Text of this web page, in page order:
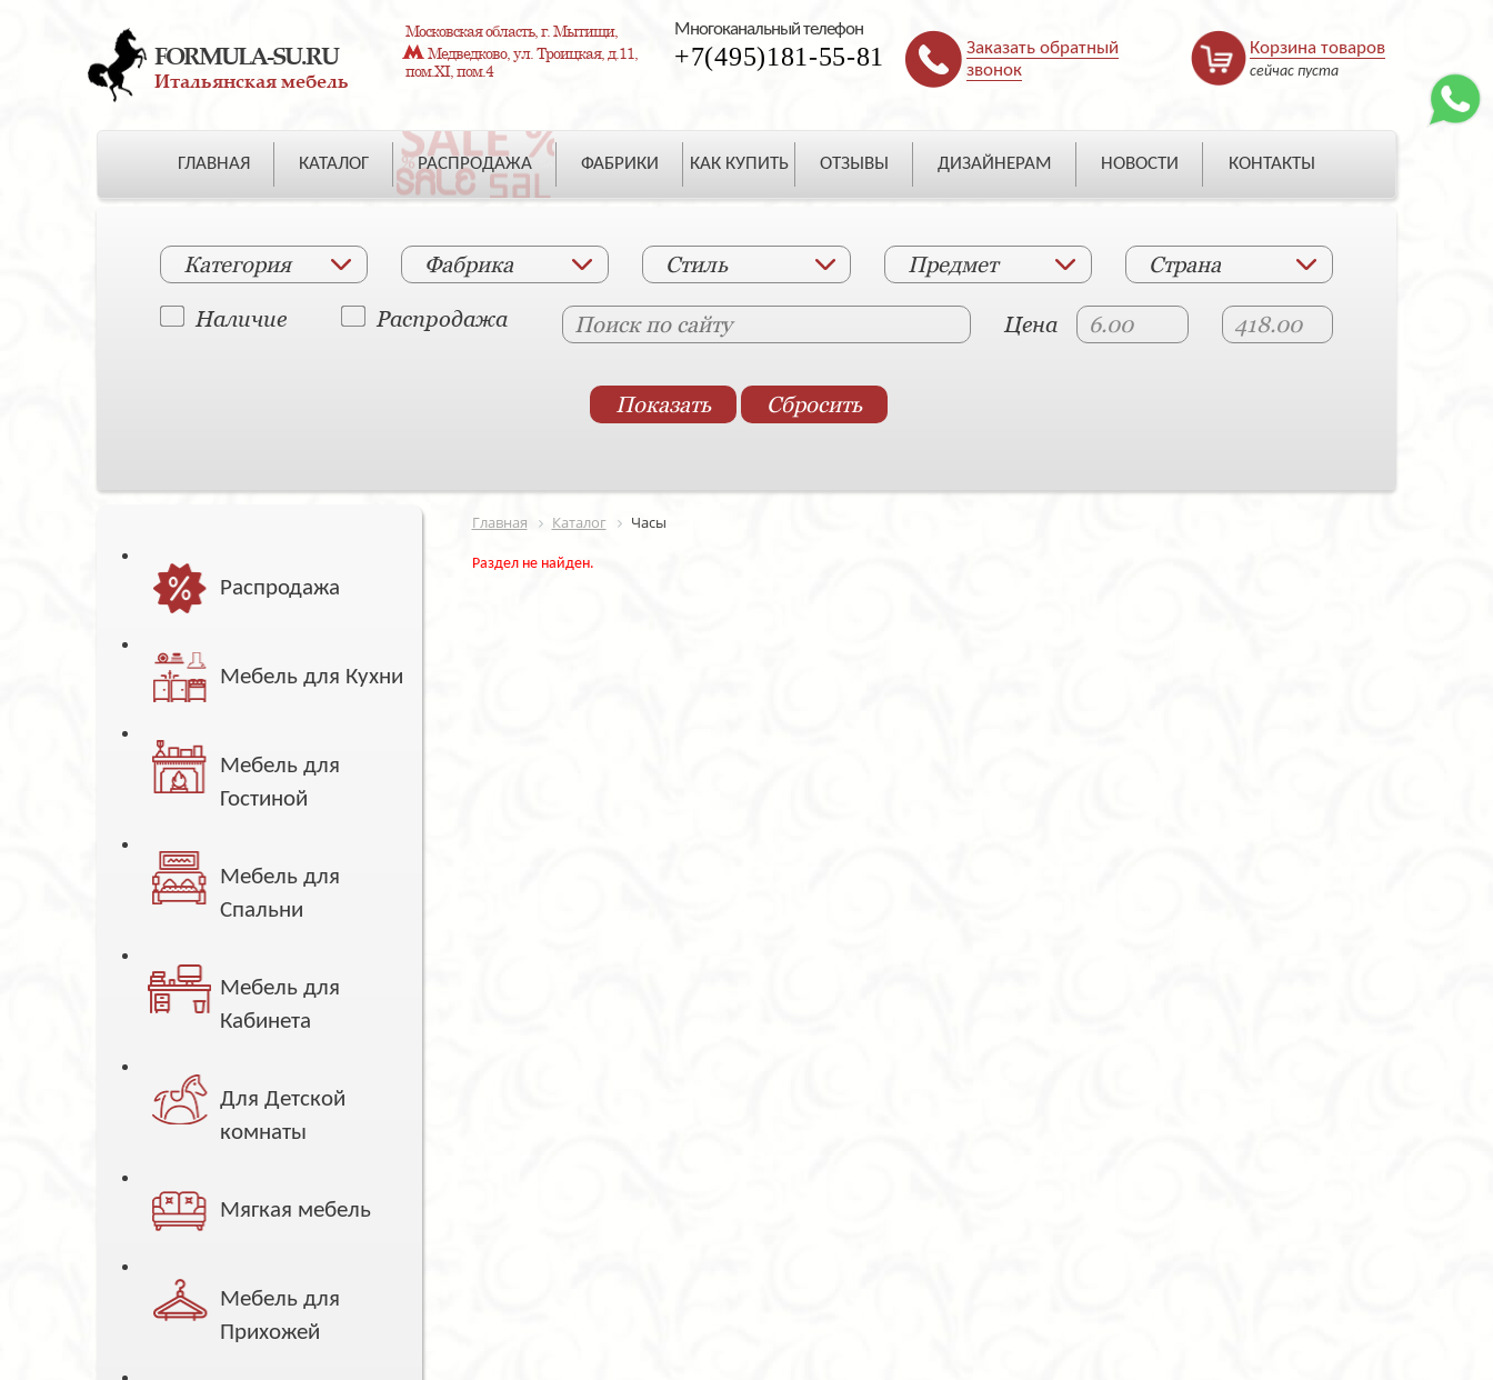
FORMULA-SU.RU
Итальянская мебель
Московская область, г. Мытищи,
Медведково, ул. Троицкая, д.11,
пом.XI, пом.4
Многоканальный телефон
+7(495)181-55-81
Заказать обратный
звонок
Корзина товаров
сейчас пуста
ГЛАВНАЯ КАТАЛОГ РАСПРОДАЖА ФАБРИКИ КАК КУПИТЬ ОТЗЫВЫ ДИЗАЙНЕРАМ НОВОСТИ КОНТАКТЫ
Категория Фабрика Стиль Предмет Страна
Наличие Распродажа Цена
Распродажа
Мебель для Кухни
Мебель для
Гостиной
Мебель для
Спальни
Мебель для
Кабинета
Для Детской
комнаты
Мягкая мебель
Мебель для
Прихожей
Главная Каталог Часы
Раздел не найден.